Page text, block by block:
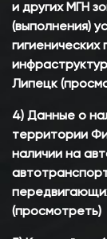
и других МГН
(выполнения)
Липецк
4) Данные о
территории
наличии на
(просмотреть)